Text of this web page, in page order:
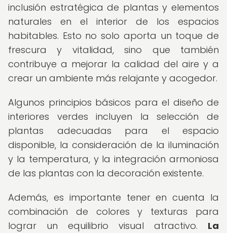
inclusión estratégica de plantas y elementos
naturales en el interior de los espacios
habitables. Esto no solo aporta un toque de
frescura y vitalidad, sino que también
contribuye a mejorar la calidad del aire y a
crear un ambiente más relajante y acogedor.
Algunos principios básicos para el diseño de
interiores verdes incluyen la selección de
plantas adecuadas para el espacio
disponible, la consideración de la iluminación
y la temperatura, y la integración armoniosa
de las plantas con la decoración existente.
Además, es importante tener en cuenta la
combinación de colores y texturas para
lograr un equilibrio visual atractivo. La